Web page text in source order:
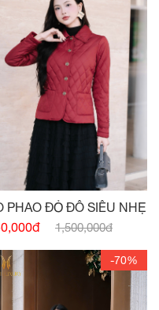
PHAO ĐỎ ĐÔ SIÊU NHẸ
1,500,000đ
-70%